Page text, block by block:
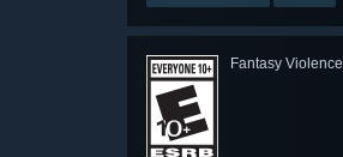
Fantasy Violence